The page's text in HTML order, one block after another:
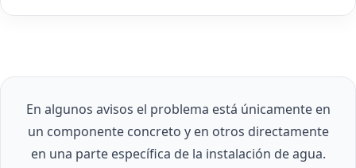
En algunos avisos el problema está únicamente en
un componente concreto y en otros directamente
en una parte específica de la instalación de agua.